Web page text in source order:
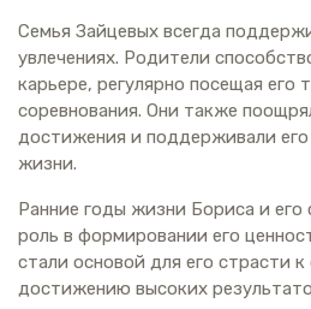
Семья Зайцевых всегда
увлечениях. Родители
карьере, регулярно посещая его
соревнования. Они также
достижения и поддерживали его
жизни.
Ранние годы жизни Бориса и его
роль в формировании его
стали основой для его страсти
достижению высоких